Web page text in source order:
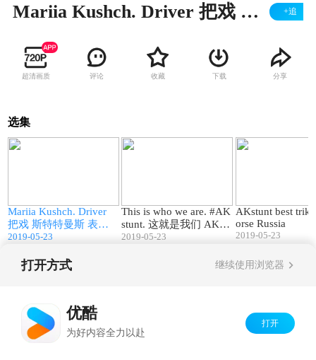
Mariia Kushch. Driver 把戏 斯特特曼斯 表演 欧洲 俄罗斯 最好的特技 女孩特技车手。 +追
超清画质 评论 收藏 下载 分享
选集
Mariia Kushch. Driver
把戏 斯特特曼斯 表演
欧洲 俄罗斯 最好的特
2019-05-23
This is who we are. #AK
stunt. 这就是我们 AKstu
nt乌克兰特技表演队。
2019-05-23
AKstunt best
orse Russia
2019-05-23
打开方式 继续使用浏览器
优酷
为好内容全力以赴
打开